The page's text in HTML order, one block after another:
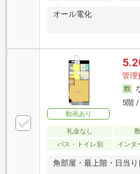
オール電化
動画あり
管理
5階 /
礼金なし
バス・トイレ別
インタ
角部屋・最上階・日当